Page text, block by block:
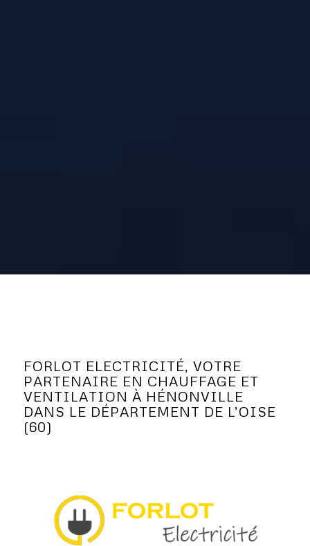
FORLOT ELECTRICITÉ, VOTRE
PARTENAIRE EN CHAUFFAGE ET
VENTILATION À HÉNONVILLE
DANS LE DÉPARTEMENT DE L’OISE
(60)